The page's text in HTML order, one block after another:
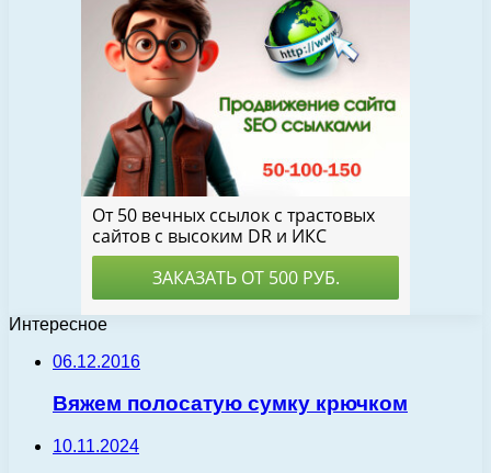
Интересное
06.12.2016
Вяжем полосатую сумку крючком
10.11.2024